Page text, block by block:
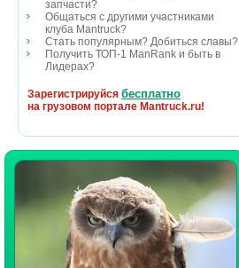
запчасти?
Общаться с другими участниками
клуба Mantruck?
Стать популярным? Добиться славы?
Получить ТОП-1 ManRank и быть в
Лидерах?
Зарегистрируйся бесплатно
на грузовом портале Mantruck.ru!